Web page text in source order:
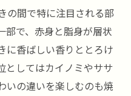
の間で特に注目される部
部で、赤身と脂身が層状
に香ばしい香りととろけ
としてはカイノミやササ
いの違いを楽しむのも焼